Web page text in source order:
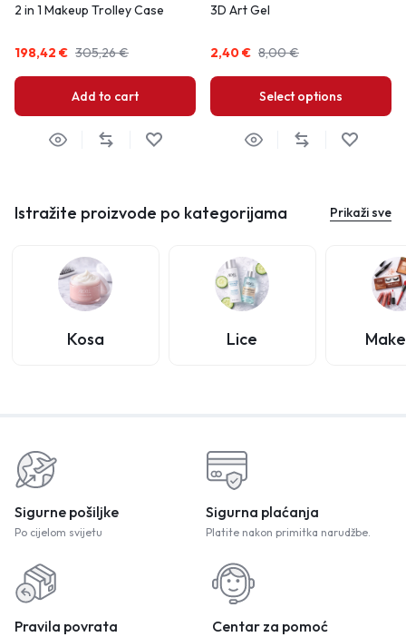
2 in 1 Makeup Trolley Case
305,26€
198,42 €
Add to cart
3D Art Gel
8,00€
2,40€
Select options
Istražite proizvode po kategorijama Prikaži sve
Kosa Lice
Sigurne pošiljke
Po cijelom svijetu
Sigurna plaćanja
Platite nakon primitka narudžbe.
Pravila povrata Centar za pomoć